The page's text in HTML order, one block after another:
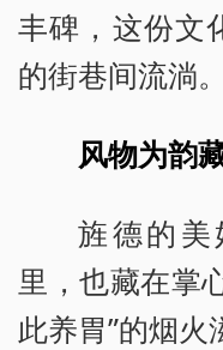
丰碑，这份文
的街巷间流淌。
风物为韵
旌德的
里，也藏在掌
此养胃”的烟火